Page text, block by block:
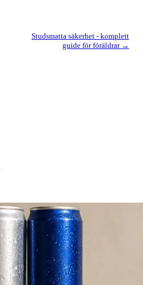
Studsmatta säkerhet - komplett
guide för föräldrar→